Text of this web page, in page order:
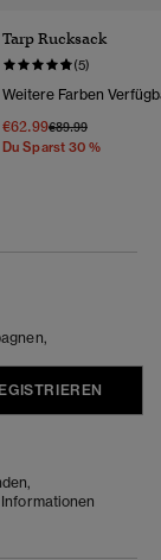
Tarp Rucksack
(5)
Weitere Farben
€62.99Preis Wurde
€89.99Bis
Du Sparst 30 %